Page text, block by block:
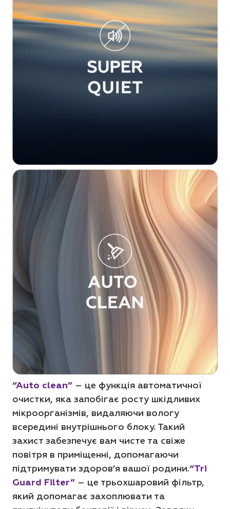
“Auto clean” – це функція автоматичної
очистки, яка запобігає росту шкідливих
мікроорганізмів, видаляючи вологу
всередині внутрішнього блоку. Такий
захист забезпечує вам чисте та свіже
повітря в приміщенні, допомагаючи
підтримувати здоров’я вашої родини.“Tri
Guard Filter” – це трьохшаровий фільтр,
який допомагає захоплювати та